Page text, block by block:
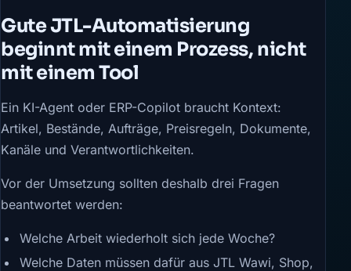
Gute JTL-Automatisierung
beginnt mit einem Prozess, nicht
mit einem Tool
Ein KI-Agent oder ERP-Copilot braucht Kontext:
Artikel, Bestände, Aufträge, Preisregeln, Dokumente,
Kanäle und Verantwortlichkeiten.
Vor der Umsetzung sollten deshalb drei Fragen
beantwortet werden:
Welche Arbeit wiederholt sich jede Woche?
Welche Daten müssen dafür aus JTL Wawi, Shop,